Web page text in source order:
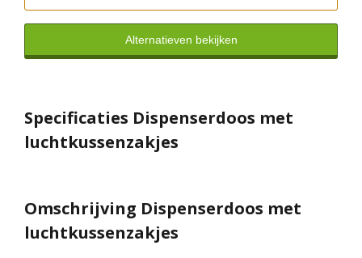
Alternatieven bekijken
Specificaties Dispenserdoos met
luchtkussenzakjes
Omschrijving Dispenserdoos met
luchtkussenzakjes